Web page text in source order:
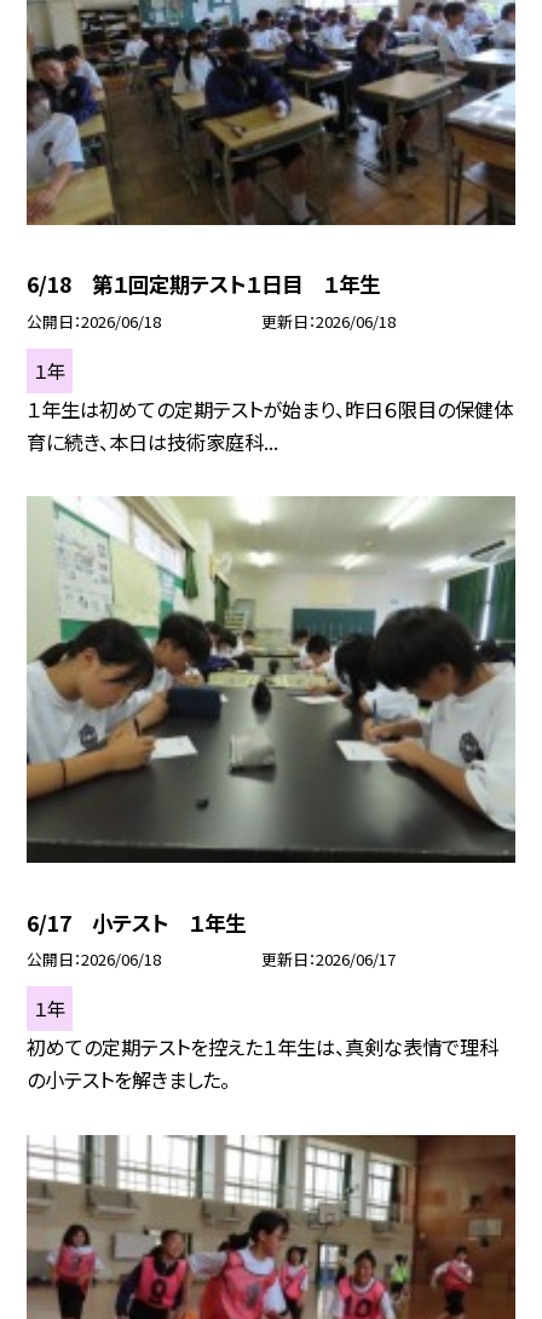
6/18 第１回定期テスト１日目 １年生
公開日 2026/06/18 更新日 2026/06/18
１年
１年生は初めての定期テストが始まり、昨日６限目の保健体
育に続き、本日は技術家庭科...
6/17 小テスト １年生
公開日 2026/06/18 更新日 2026/06/17
１年
初めての定期テストを控えた１年生は、真剣な表情で理科
の小テストを解きました。